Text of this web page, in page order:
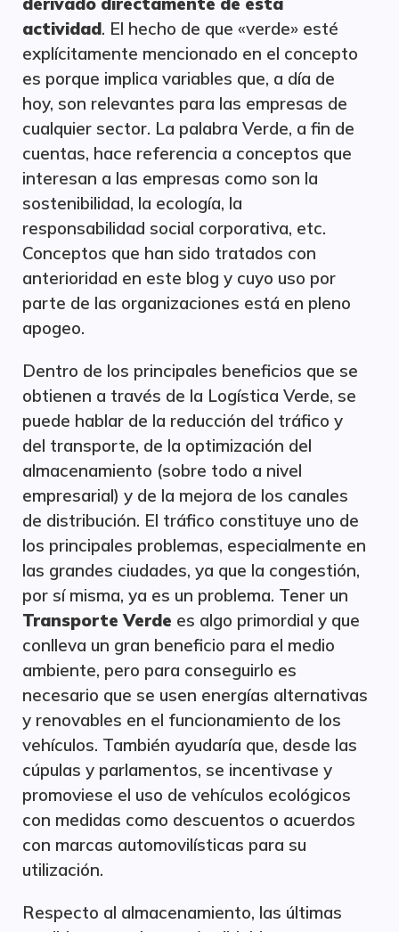
actividad. El hecho de que «verde» esté
explícitamente mencionado en el concepto
es porque implica variables que, a día de
hoy, son relevantes para las empresas de
cualquier sector. La palabra Verde, a fin de
cuentas, hace referencia a conceptos que
interesan a las empresas como son la
sostenibilidad, la ecología, la
responsabilidad social corporativa, etc.
Conceptos que han sido tratados con
anterioridad en este blog y cuyo uso por
parte de las organizaciones está en pleno
apogeo.
Dentro de los principales beneficios que se
obtienen a través de la Logística Verde, se
puede hablar de la reducción del tráfico y
del transporte, de la optimización del
almacenamiento (sobre todo a nivel
empresarial) y de la mejora de los canales
de distribución. El tráfico constituye uno de
los principales problemas, especialmente en
las grandes ciudades, ya que la congestión,
por sí misma, ya es un problema. Tener un
Transporte Verde es algo primordial y que
conlleva un gran beneficio para el medio
ambiente, pero para conseguirlo es
necesario que se usen energías alternativas
y renovables en el funcionamiento de los
vehículos. También ayudaría que, desde las
cúpulas y parlamentos, se incentivase y
promoviese el uso de vehículos ecológicos
con medidas como descuentos o acuerdos
con marcas automovilísticas para su
utilización.
Respecto al almacenamiento, las últimas